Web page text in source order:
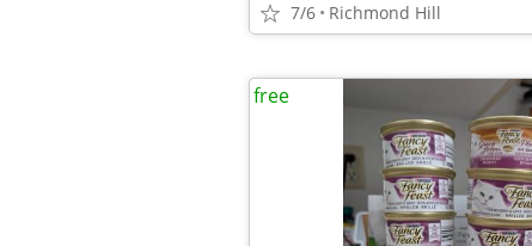
7/6 Richmond Hill
free